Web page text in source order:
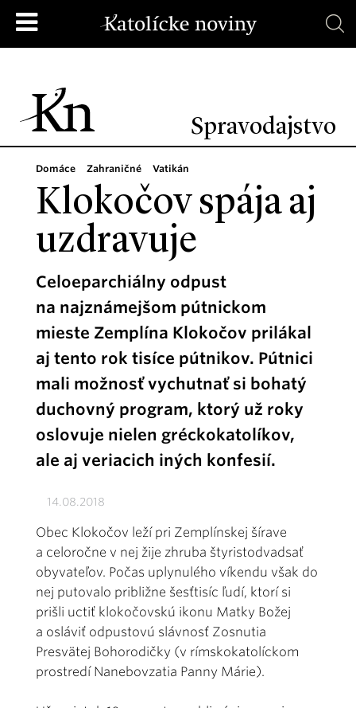
Spravodajstvo
Domáce Zahraničné Vatikán
Klokočov spája aj
uzdravuje
Celoeparchiálny odpust
na najznámejšom pútnickom
mieste Zemplína Klokočov prilákal
aj tento rok tisíce pútnikov. Pútnici
mali možnosť vychutnať si bohatý
duchovný program, ktorý už roky
oslovuje nielen gréckokatolíkov,
ale aj veriacich iných konfesií.
14.08.2018
Obec Klokočov leží pri Zemplínskej šírave
a celoročne v nej žije zhruba štyristodvadsať
obyvateľov. Počas uplynulého víkendu však do
nej putovalo približne šesťtisíc ľudí, ktorí si
prišli uctiť klokočovskú ikonu Matky Božej
a osláviť odpustovú slávnosť Zosnutia
Presvätej Bohorodičky (v rímskokatolíckom
prostredí Nanebovzatia Panny Márie).